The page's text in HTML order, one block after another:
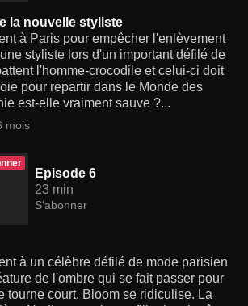
la nouvelle styliste
à Paris pour empêcher l'enlèvement
styliste lors d'un important défilé de
l'homme-crocodile et celui-ci doit
pour repartir dans le Monde des
est-elle vraiment sauve ?...
mois
Episode 6
23 min
S'abonner
à un célèbre défilé de mode parisien
de l'ombre qui se fait passer pour
tourne court. Bloom se ridiculise. La